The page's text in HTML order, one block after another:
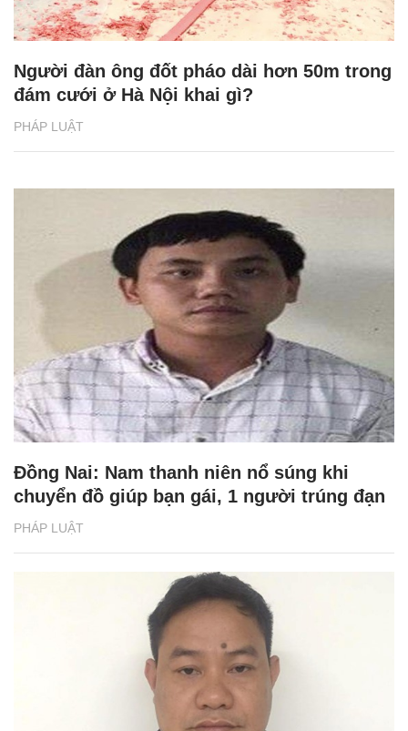
PHÁP LUẬT
Người đàn ông đốt pháo dài hơn 50m trong
đám cưới ở Hà Nội khai gì?
PHÁP LUẬT
Đồng Nai: Nam thanh niên nổ súng khi
chuyển đồ giúp bạn gái, 1 người trúng đạn